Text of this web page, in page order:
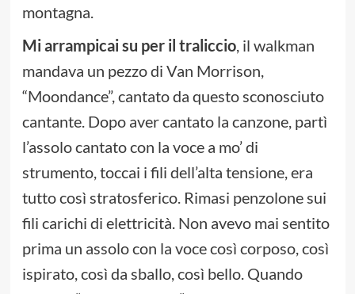
montagna.
Mi arrampicai su per il traliccio, il walkman
mandava un pezzo di Van Morrison,
“Moondance”, cantato da questo sconosciuto
cantante. Dopo aver cantato la canzone, partì
l’assolo cantato con la voce a mo’ di
strumento, toccai i fili dell’alta tensione, era
tutto così stratosferico. Rimasi penzolone sui
fili carichi di elettricità. Non avevo mai sentito
prima un assolo con la voce così corposo, così
ispirato, così da sballo, così bello. Quando